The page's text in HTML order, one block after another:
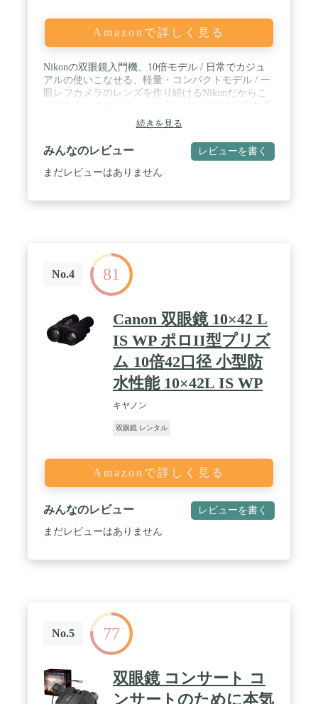
心して観察に集中できます。（新品アルカリ乾電池
を使用。20℃において）。また、電源を入れてから
時間が経過すると自動的に電源が切れるオートパワ
ます。
Amazonで詳しく見る
Nikonの双眼鏡入門機、10倍モデル / 日常でカジュ
アルの使いこなせる、軽量・コンパクトモデル / 一
眼レフカメラのレンズを作り続けるNikonだからこ
界を実現 / レンズには多層膜コーティングを施し、
明るい視界を確保 / 首から提げられるネックストラ
ップや、持ち運びに必要なソフトケースも付属
続きを見る
みんなのレビュー レビューを書く
まだレビューはありません
No.4 81
Canon 双眼鏡 10×42 L
IS WP ポロII型プリズ
ム 10倍42口径 小型防
水性能 10×42L IS WP
キヤノン
双眼鏡 レンタル
Amazonで詳しく見る
みんなのレビュー レビューを書く
まだレビューはありません
No.5 77
双眼鏡 コンサート コ
ンサートのために本気